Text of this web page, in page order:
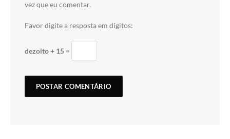
vez que eu comentar.
Favor digite a resposta em dígitos:
dezoito + 15 =